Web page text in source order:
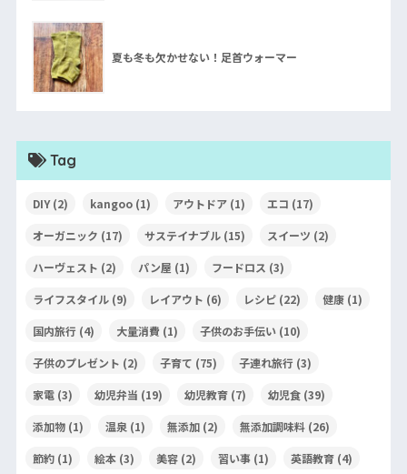
夏も冬も欠かせない！足首ウォーマー
Tag
DIY(2) kangoo(1) アウトドア(1) エコ (17)
オーガニック (17) サステイナブル(15) スイーツ (2)
ハーヴェスト (2) パン屋 (1) フードロス (3)
ライフスタイル(9) レイアウト (6) レシピ(22) 健康(1)
国内旅行 (4) 大量消費(1) 子供のお手伝い(10)
子供のプレゼント (2) 子育て (75) 子連れ旅行 (3)
家電(3) 幼児弁当 (19) 幼児教育(7) 幼児食(39)
添加物(1) 温泉(1) 無添加(2) 無添加調味料(26)
節約(1) 絵本 (3) 美容(2) 習い事(1) 英語教育(4)